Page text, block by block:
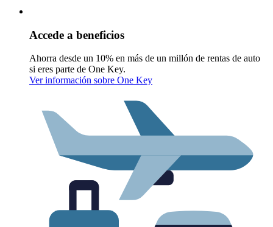
Accede a beneficios
Ahorra desde un 10% en más de un millón de rentas de auto
si eres parte de One Key.
Ver información sobre One Key